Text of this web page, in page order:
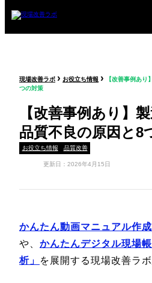
現場改善ラボ › お役立ち情報 › 【改善事例あり
つの対策
【改善事例あり】
品質不良の原因と8
お役立ち情報 品質改善
更新日：2026年4月15日
かんたん動画マニュアル作
や、 かんたんデジタル現場
析」
を展開する現場改善ラ